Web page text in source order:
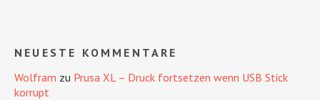
NEUESTE KOMMENTARE
Wolfram zu Prusa XL – Druck fortsetzen wenn USB Stick
korrupt